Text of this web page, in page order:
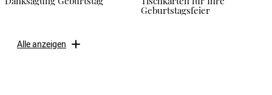
Geburtstagsfeier
Alle anzeigen